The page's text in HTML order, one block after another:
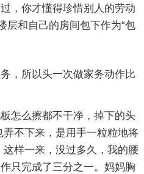
，你才懂得珍惜别人的劳动
层和自己的房间包下作为“包
，所以头一次做家务动作比
怎么擦都不干净，掉下的头
不下来，是用手一粒粒地将
样一来，没过多久，我的腰
只完成了三分之一。妈妈胸